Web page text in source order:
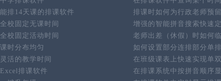
能排14天课的排课软件
排课时如何为行政老师预
全校固定无课时间
增强的智能拼音搜索快速
全校固定活动时间
老师出差（休假）时如何
课时分布均匀
如何设置部分连排部分单
灵活的教学时间
在班级课表上快速实现单
Excel排课软件
在排课系统中按拼音顺序